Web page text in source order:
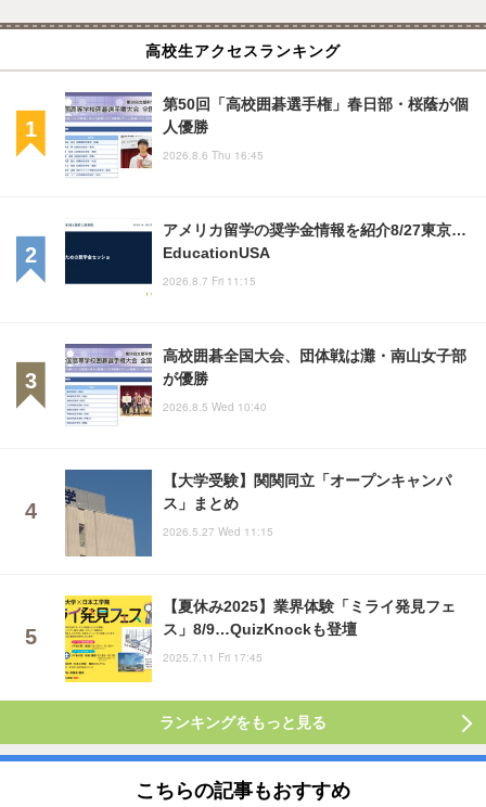
高校生アクセスランキング
第50回「高校囲碁選手権」春日部・桜蔭が個
人優勝
2026.8.6 Thu 16:45
アメリカ留学の奨学金情報を紹介8/27東京…
EducationUSA
2026.8.7 Fri 11:15
高校囲碁全国大会、団体戦は灘・南山女子部
が優勝
2026.8.5 Wed 10:40
【大学受験】関関同立「オープンキャンパ
ス」まとめ
2026.5.27 Wed 11:15
【夏休み2025】業界体験「ミライ発見フェ
ス」8/9…QuizKnockも登壇
2025.7.11 Fri 17:45
ランキングをもっと見る
こちらの記事もおすすめ